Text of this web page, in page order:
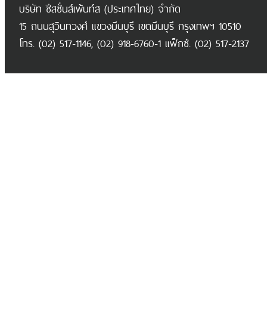
บริษัท ซีสซั่นส์เพ้นท์ส (ประเทศไทย) จำกัด
15 ถนนสุวินทวงศ์ แขวงมีนบุรี เขตมีนบุรี กรุงเทพฯ 10510
โทร. (02) 517-1146, (02) 918-6760-1 แฟ็กซ์. (02) 517-2137